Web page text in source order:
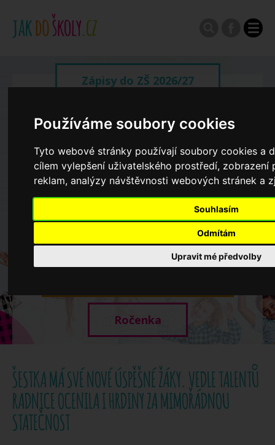
Používáme soubory cookies
Tyto webové stránky používají soubory cookies a
cílem vylepšení uživatelského prostředí, zobrazení
reklam, analýzy návštěvnosti webových stránek a
Souhlasím
Odmítám
Upravit mé předvolby
Zápisy do ZŠ 2026/27
Výroční zprávy
Spádové oblasti ZŠ
Koncepce školství
Dny otevřených dveří ZŠ
Ročenka
ŠESTKA MÁ SVÉ NOVÉ ÚSPĚŠNÉ ŽÁKY. VEDLE TALENTŮ
RADNICE OCENILA I HRDINY ZA MIMOŘÁDNOU
STATEČNOST